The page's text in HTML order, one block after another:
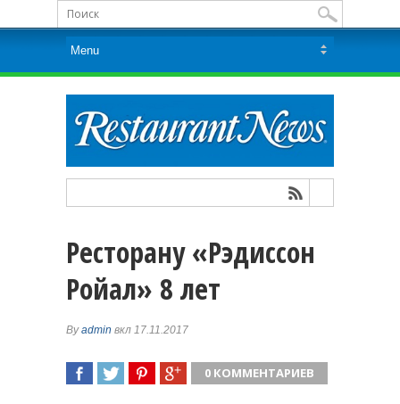
Ресторану «Рэдиссон
Ройал» 8 лет
Byadmin вкл 17.11.2017
0 КОММЕНТАРИЕВ